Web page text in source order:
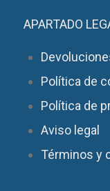
APARTADO
Política de
Política de
Aviso legal
Términos y